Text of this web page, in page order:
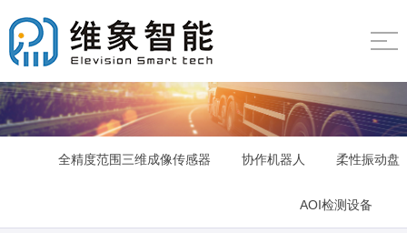
全精度范围三维成像传感器 协作机器人 柔性振动盘
AOI检测设备